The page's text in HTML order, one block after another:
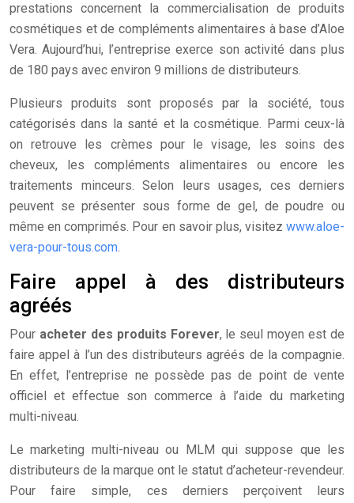
prestations concernent la commercialisation de produits
cosmétiques et de compléments alimentaires à base d’Aloe
Vera. Aujourd’hui, l’entreprise exerce son activité dans plus
de 180 pays avec environ 9 millions de distributeurs.
Plusieurs produits sont proposés par la société, tous
catégorisés dans la santé et la cosmétique. Parmi ceux-là
on retrouve les crèmes pour le visage, les soins des
cheveux, les compléments alimentaires ou encore les
traitements minceurs. Selon leurs usages, ces derniers
peuvent se présenter sous forme de gel, de poudre ou
même en comprimés. Pour en savoir plus, visitez www.aloe-
vera-pour-tous.com.
Faire appel à des distributeurs
agréés
Pour acheter des produits Forever, le seul moyen est de
faire appel à l’un des distributeurs agréés de la compagnie.
En effet, l’entreprise ne possède pas de point de vente
officiel et effectue son commerce à l’aide du marketing
multi-niveau.
Le marketing multi-niveau ou MLM qui suppose que les
distributeurs de la marque ont le statut d’acheteur-revendeur.
Pour faire simple, ces derniers perçoivent leurs